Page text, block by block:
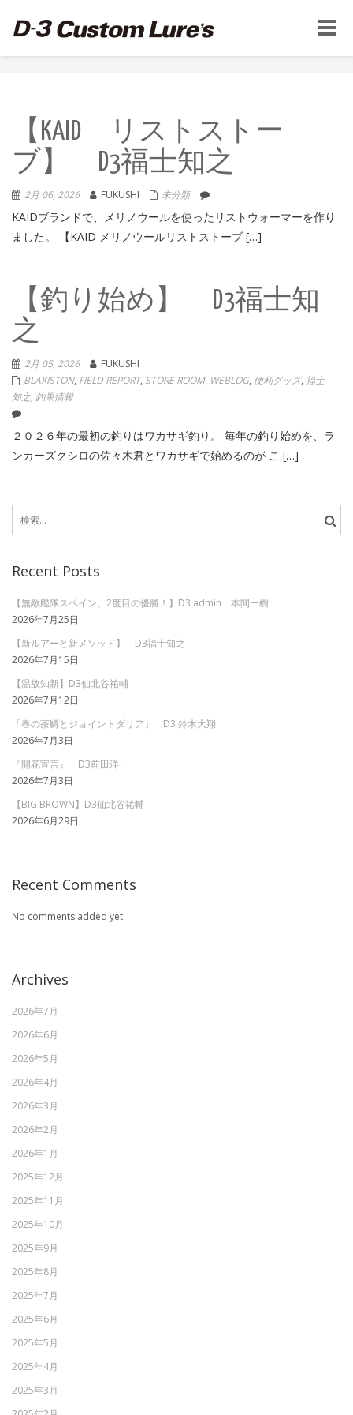
Toggle
【KAID リストストー
ブ】 D3福士知之
2月 06, 2026 FUKUSHI 未分類
KAIDブランドで、メリノウールを使ったリストウォーマーを作り
ました。 【KAID メリノウールリストストーブ […]
【釣り始め】 D3福士知
之
2月 05, 2026
FUKUSHI
BLAKISTON, FIELD REPORT, STORE ROOM, WEBLOG, 便利グッズ, 福士
知之, 釣果情報
２０２６年の最初の釣りはワカサギ釣り。 毎年の釣り始めを、ラ
ンカーズクシロの佐々木君とワカサギで始めるのが こ […]
索:
Recent Posts
【無敵艦隊スペイン、2度目の優勝！】D3 admin 本間一樹
2026年7月25日
【新ルアーと新メソッド】 D3福士知之
2026年7月15日
【温故知新】D3仙北谷祐輔
2026年7月12日
「春の茶鱒とジョイントダリア」 D3 鈴木大翔
2026年7月3日
『開花宣言』 D3前田洋一
2026年7月3日
【BIG BROWN】D3仙北谷祐輔
2026年6月29日
Recent Comments
No comments added yet.
Archives
2026年7月
2026年6月
2026年5月
2026年4月
2026年3月
2026年2月
2026年1月
2025年12月
2025年11月
2025年10月
2025年9月
2025年8月
2025年7月
2025年6月
2025年5月
2025年4月
2025年3月